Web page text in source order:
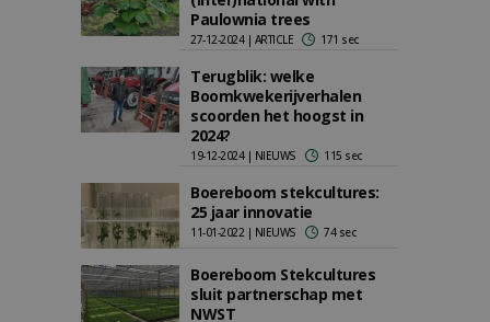
Paulownia trees
27-12-2024 | ARTICLE 171 sec
Terugblik: welke
Boomkwekerijverhalen
scoorden het hoogst in
2024?
19-12-2024 | NIEUWS 115 sec
Boereboom stekcultures:
25 jaar innovatie
11-01-2022 | NIEUWS 74 sec
Boereboom Stekcultures
sluit partnerschap met
NWST